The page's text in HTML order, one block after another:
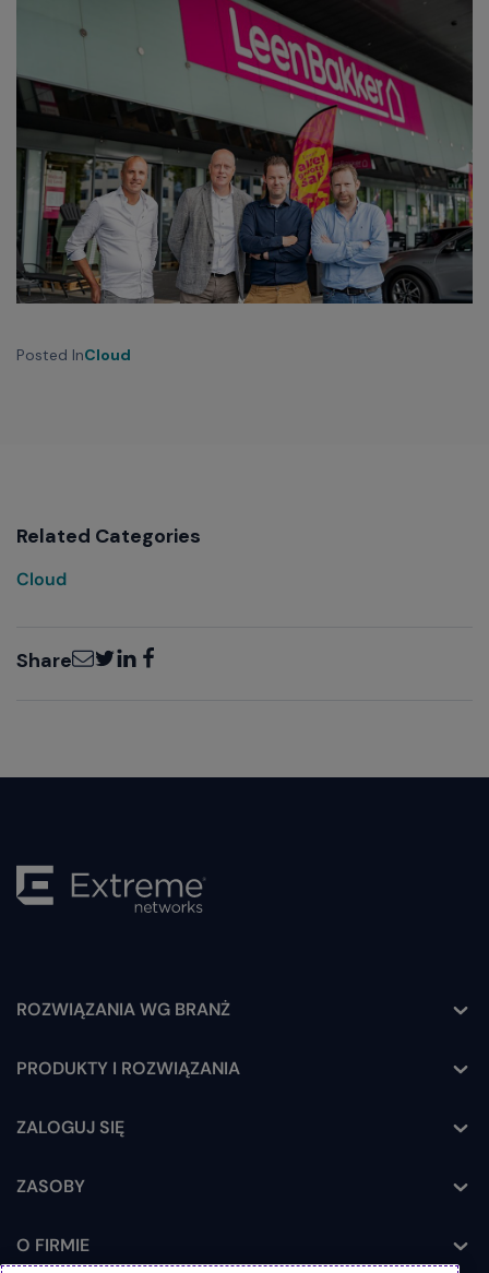
Posted InCloud
Related Categories
Cloud
ShareEmailTwitter
LinkedInFacebook
Toggle
ROZWIĄZANIA WG BRANŻ
Toggle
PRODUKTY I ROZWIĄZANIA
Toggle
ZALOGUJ SIĘ
Toggle
ZASOBY
Toggle
O FIRMIE